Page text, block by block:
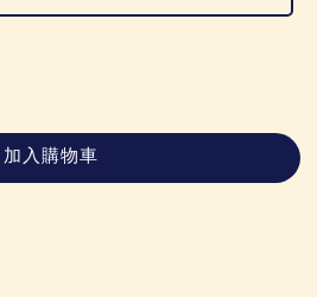
加入購物車